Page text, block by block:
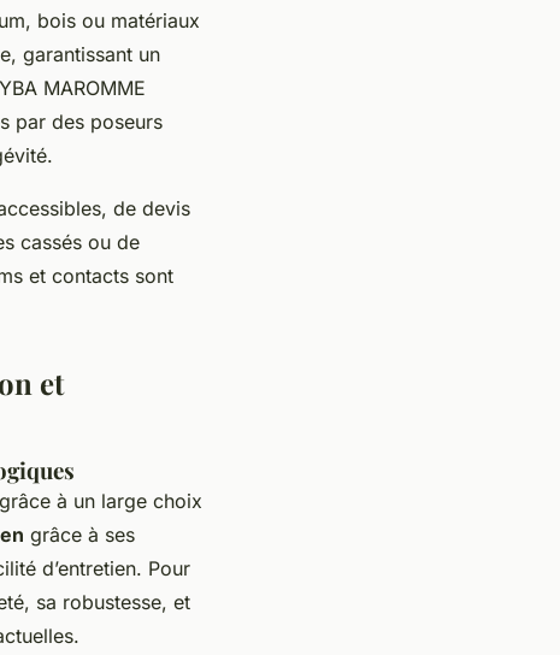
bois ou matériaux
garantissant un
MAROMME
par des poseurs
de devis
cassés ou de
et contacts sont
et
à un large choix
grâce à ses
d’entretien. Pour
sa robustesse, et